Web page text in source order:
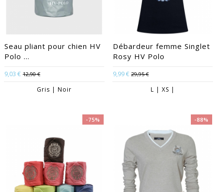
Seau pliant pour chien HV
Polo ...
9,03 € 12,90 €
Gris | Noir
Débardeur femme Singlet
Rosy HV Polo
9,99 € 29,95 €
L | XS |
-75% -88%